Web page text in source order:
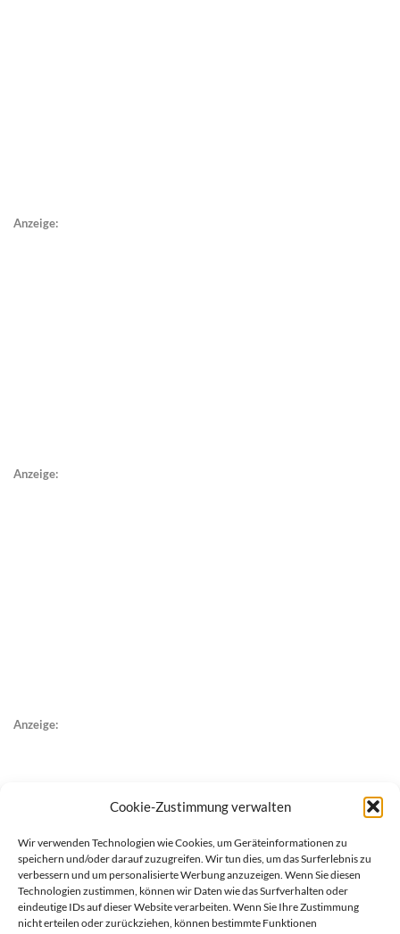
Cookie-Zustimmung verwalten
Wir verwenden Technologien wie Cookies, um Geräteinformationen zu
speichern und/oder darauf zuzugreifen. Wir tun dies, um das Surferlebnis zu
verbessern und um personalisierte Werbung anzuzeigen. Wenn Sie diesen
Technologien zustimmen, können wir Daten wie das Surfverhalten oder
eindeutige IDs auf dieser Website verarbeiten. Wenn Sie Ihre Zustimmung
nicht erteilen oder zurückziehen, können bestimmte Funktionen
Anzeige:
Anzeige:
Anzeige: